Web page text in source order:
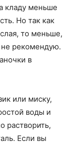
кладу меньше
Но так как
то меньше,
рекомендую.
в
или миску,
воды и
растворить,
Если вы